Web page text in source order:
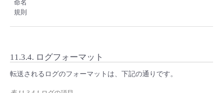
命名
規則
11.3.4. ログフォーマット
転送されるログのフォーマットは、下記の通りです。